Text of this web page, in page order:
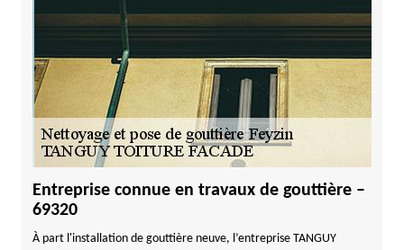
Entreprise connue en travaux de gouttière –
69320
À part l'installation de gouttière neuve, l’entreprise TANGUY